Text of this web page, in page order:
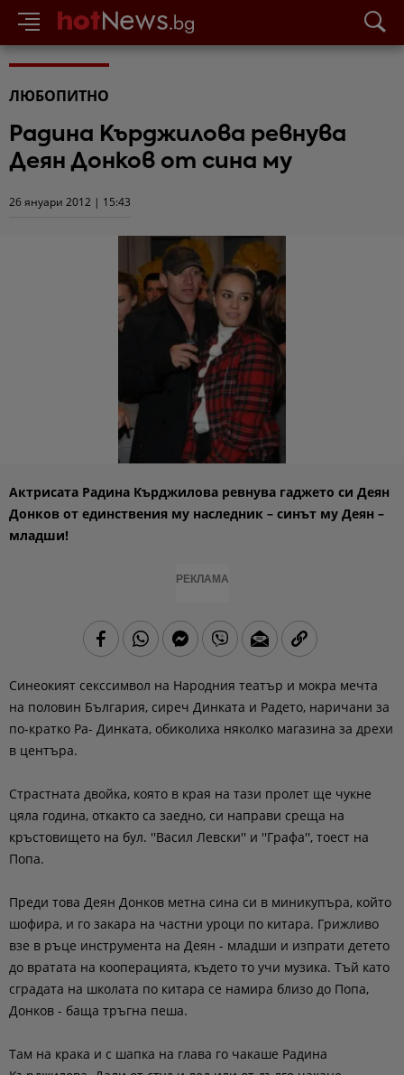
ЛЮБОПИТНО
Радина Кърджилова ревнува
Деян Донков от сина му
26 януари 2012 | 15:43
Актрисата Радина Кърджилова ревнува гаджето си Деян
Донков от единствения му наследник – синът му Деян –
младши!
РЕКЛАМА
Синеокият секссимвол на Народния театър и мокра мечта
на половин България, сиреч Динката и Радето, наричани за
по-кратко Ра- Динката, обиколиха няколко магазина за дрехи
в центъра.
Страстната двойка, която в края на тази пролет ще чукне
цяла година, откакто са заедно, си направи среща на
кръстовището на бул. ''Васил Левски'' и ''Графа'', тоест на
Попа.
Преди това Деян Донков метна сина си в миникупъра, който
шофира, и го закара на частни уроци по китара. Грижливо
взе в ръце инструмента на Деян - младши и изпрати детето
до вратата на кооперацията, където то учи музика. Тъй като
сградата на школата по китара се намира близо до Попа,
Донков - баща тръгна пеша.
Там на крака и с шапка на глава го чакаше Радина